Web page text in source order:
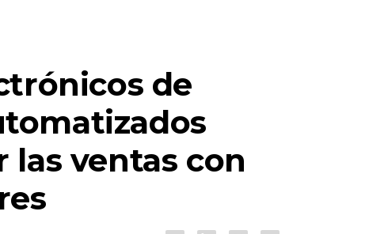
de
las ventas con